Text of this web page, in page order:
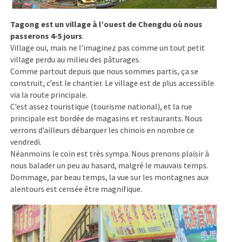
Tagong est un village à l’ouest de Chengdu où nous
passerons 4-5 jours.
Village oui, mais ne l’imaginez pas comme un tout petit
village perdu au milieu des pâturages.
Comme partout depuis que nous sommes partis, ça se
construit, c’est le chantier. Le village est de plus accessible
via la route principale.
C’est assez touristique (tourisme national), et la rue
principale est bordée de magasins et restaurants. Nous
verrons d’ailleurs débarquer les chinois en nombre ce
vendredi.
Néanmoins le coin est très sympa. Nous prenons plaisir à
nous balader un peu au hasard, malgré le mauvais temps.
Dommage, par beau temps, la vue sur les montagnes aux
alentours est censée être magnifique.